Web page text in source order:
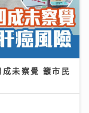
未察覺 籲市民